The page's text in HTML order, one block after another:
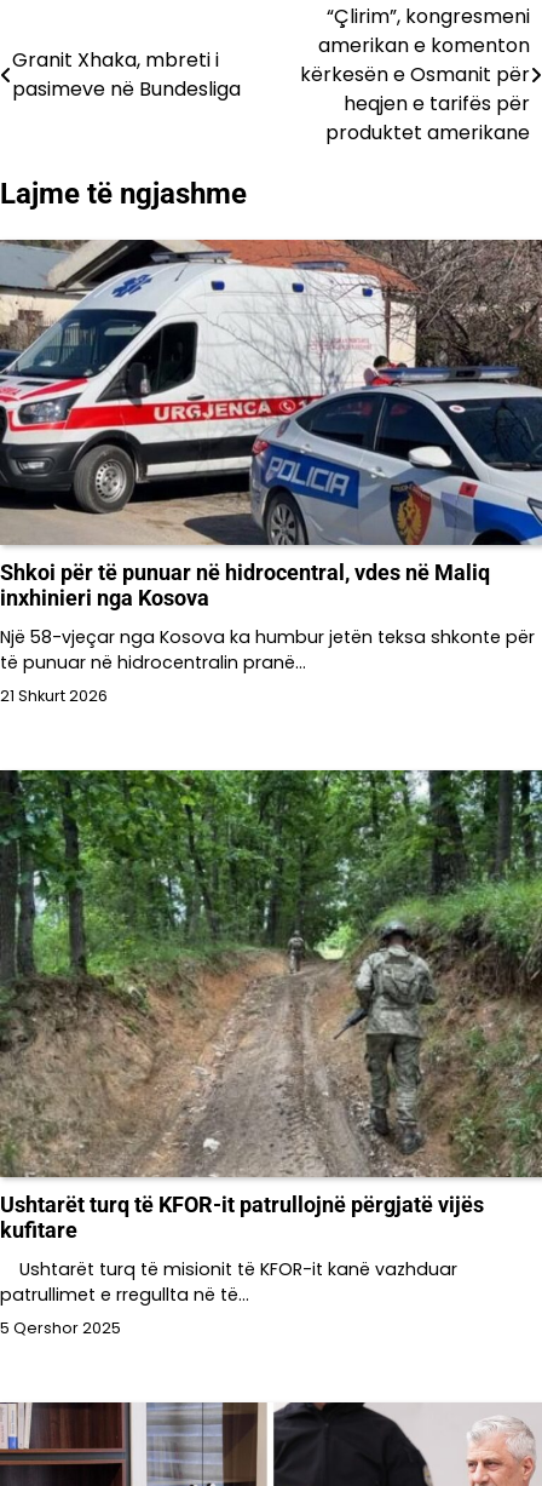
te
postimet
Granit Xhaka, mbreti i
pasimeve në Bundesliga
“Çlirim”, kongresmeni
amerikan e komenton
kërkesën e Osmanit për
heqjen e tarifës për
produktet amerikane
Lajme të ngjashme
Shkoi për të punuar në hidrocentral, vdes në Maliq
inxhinieri nga Kosova
Një 58-vjeçar nga Kosova ka humbur jetën teksa shkonte për
të punuar në hidrocentralin pranë…
21 Shkurt 2026
Ushtarët turq të KFOR-it patrullojnë përgjatë vijës
kufitare
Ushtarët turq të misionit të KFOR-it kanë vazhduar
patrullimet e rregullta në të…
5 Qershor 2025